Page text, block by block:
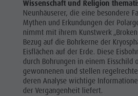
KINDER
MMM
CORONES
WANDERN
Dolomiti Supersummer
Verhaltensregeln
Paragleiten & Tandemfliegen
Helikopterflug
Skyscraper
Zip-Line
Wissenschaft und Religion
Neunhäuserer, die eine besondere
Mythen und Erkundungen der
nimmt mit ihrem Kunstwerk
Bezug auf die Bohrkerne der
Eisflächen auf der Erde. Diese
durch Bohrungen in einem Eisschild
gewonnenen und stellen
deren Analyse wichtige
der Vergangenheit liefert.